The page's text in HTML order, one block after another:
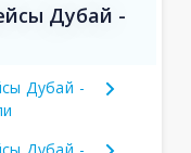
Дубай -
Дубай -